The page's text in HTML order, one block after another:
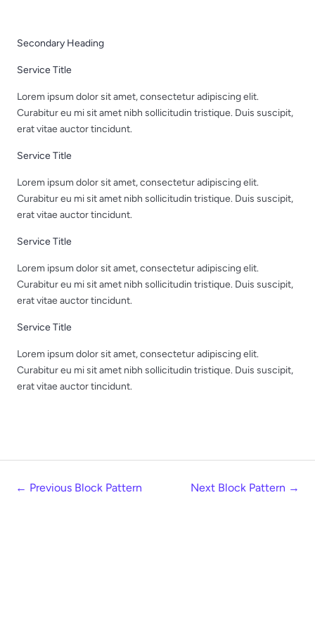
contentSecondary Heading
Service Title
Lorem ipsum dolor sit amet, consectetur adipiscing elit.
Curabitur eu mi sit amet nibh sollicitudin tristique. Duis suscipit,
erat vitae auctor tincidunt.
Service Title
Lorem ipsum dolor sit amet, consectetur adipiscing elit.
Curabitur eu mi sit amet nibh sollicitudin tristique. Duis suscipit,
erat vitae auctor tincidunt.
Service Title
Lorem ipsum dolor sit amet, consectetur adipiscing elit.
Curabitur eu mi sit amet nibh sollicitudin tristique. Duis suscipit,
erat vitae auctor tincidunt.
Service Title
Lorem ipsum dolor sit amet, consectetur adipiscing elit.
Curabitur eu mi sit amet nibh sollicitudin tristique. Duis suscipit,
erat vitae auctor tincidunt.
← Previous Block Pattern Next Block Pattern →